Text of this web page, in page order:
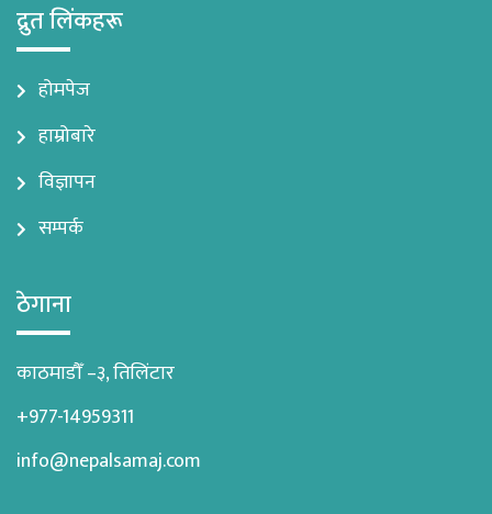
द्रुत लिंकहरू
होमपेज
हाम्रोबारे
विज्ञापन
सम्पर्क
ठेगाना
काठमाडौँ –३, तिलिंटार
+977-14959311
info@nepalsamaj.com